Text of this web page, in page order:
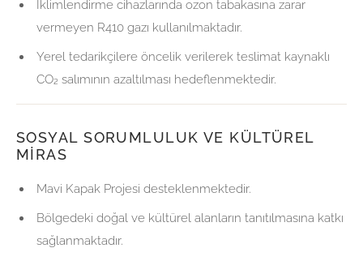
İklimlendirme cihazlarında ozon tabakasına zarar
vermeyen R410 gazı kullanılmaktadır.
Yerel tedarikçilere öncelik verilerek teslimat kaynaklı
CO₂ salımının azaltılması hedeflenmektedir.
SOSYAL SORUMLULUK VE KÜLTÜREL
MIRAS
Mavi Kapak Projesi desteklenmektedir.
Bölgedeki doğal ve kültürel alanların tanıtılmasına katkı
sağlanmaktadır.